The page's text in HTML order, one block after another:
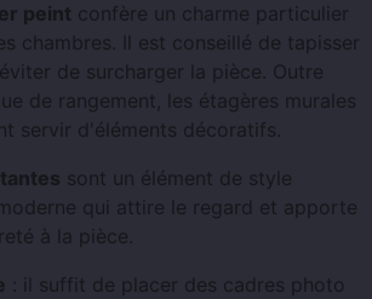
peint confère un charme particulier
chambres. Il est conseillé de tapisser
de surcharger la pièce. Outre
de rangement, les étagères murales
servir d'éléments décoratifs.
sont un élément de style
qui attire le regard et apporte
à la pièce.
: il suffit de placer des cadres photo